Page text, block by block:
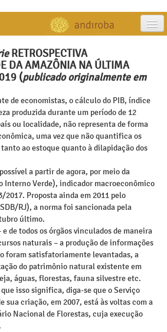
RETROSPECTIVA
DA AMAZÔNIA NA ÚLTIMA
(publicado originalmente em
de economistas, o cálculo do PIB, índice
produzida durante um período de 12
ou localidade, não representa de forma
uma vez que não quantifica os
ao estoque quanto à dilapidação dos
a partir de agora, por meio da
Interno Verde), indicador macroeconômico
Proposta ainda em 2011 pelo
RJ), a norma foi sancionada pela
último.
e de todos os órgãos vinculados de maneira
naturais – a produção de informações
foram satisfatoriamente levantadas, a
do patrimônio natural existente em
águas, florestas, fauna silvestre etc.
isso significa, diga-se que o Serviço
sua criação, em 2007, está às voltas com a
Nacional de Florestas, cuja execução